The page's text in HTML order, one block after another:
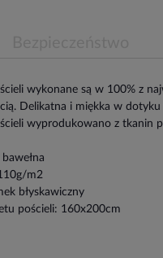
wykonane są w 100% z
Delikatna i miękka w
wyprodukowano z tkanin
m2
błyskawiczny
pościeli: 160x200cm